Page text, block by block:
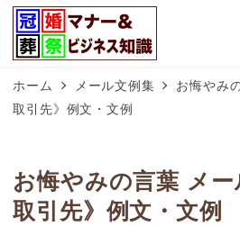
ホーム メール文例集
お悔やみ
取引先》例文・文例
お悔やみの言葉 メー
取引先》例文・文例